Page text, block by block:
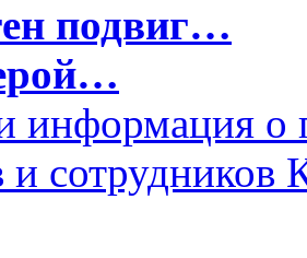
подвиг…
информация
и сотрудников